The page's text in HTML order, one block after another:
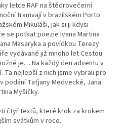
letce RAF na štědrovečerní
tramvají v brazilském Porto
Mikuláši, jak si ji kdysi
se potkat poezie Ivana Martina
Masaryka a povídkou Terezy
vydávané již mnoho let Cestou
je… Na každý den adventu v
Ta nejlepší z nich jsme vybrali pro
podání Taťjany Medvecké, Jana
Myšičky.
čtyř textů, které krok za krokem
svátkům v roce.